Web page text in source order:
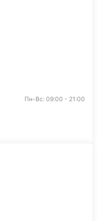
Пн-Вс: 09:00 - 21:00